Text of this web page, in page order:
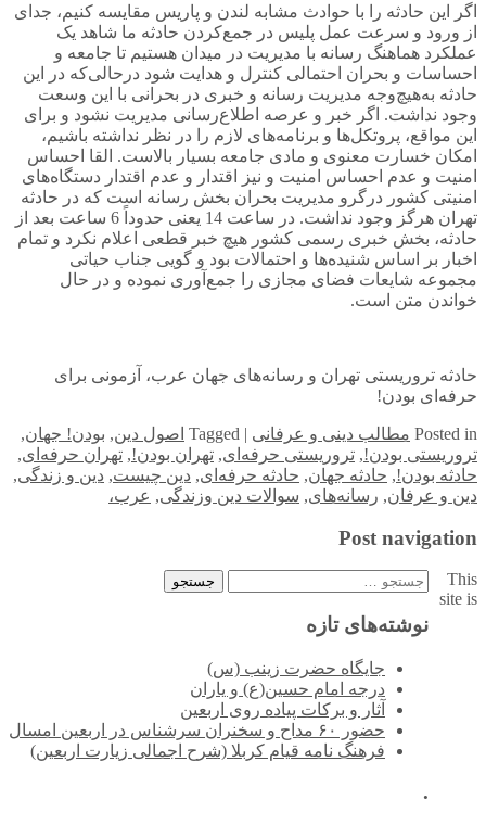
اگر این حادثه را با حوادث مشابه لندن و پاریس مقایسه کنیم، جدای
از ورود و سرعت عمل پلیس در جمع‌کردن حادثه ما شاهد یک
عملکرد هماهنگ رسانه با مدیریت در میدان هستیم تا جامعه و
احساسات و بحران احتمالی کنترل و هدایت شود درحالی‌که در این
حادثه به‌هیچ‌وجه مدیریت رسانه و خبری در بحرانی با این وسعت
وجود نداشت. اگر خبر و عرصه اطلاع‌رسانی مدیریت نشود و برای
این مواقع، پروتکل‌ها و برنامه‌های لازم را در نظر نداشته باشیم،
امکان خسارت معنوی و مادی جامعه بسیار بالاست. القا احساس
امنیت و عدم احساس امنیت و نیز اقتدار و عدم اقتدار دستگاه‌های
امنیتی کشور درگرو مدیریت بحران بخش رسانه است که در حادثه
تهران هرگز وجود نداشت. در ساعت 14 یعنی حدوداً 6 ساعت بعد از
حادثه، بخش خبری رسمی کشور هیچ خبر قطعی اعلام نکرد و تمام
اخبار بر اساس شنیده‌ها و احتمالات بود و گویی جناب حیاتی
مجموعه شایعات فضای مجازی را جمع‌آوری نموده و در حال
خواندن متن است.
حادثه تروریستی تهران و رسانه‌های جهان عرب، آزمونی برای
حرفه‌ای بودن!
Posted in مطالب دینی و عرفانی |
Tagged اصول دین, بودن! جهان,
تروریستی بودن!, تروریستی حرفه‌ای, تهران بودن!, تهران حرفه‌ای,
حادثه بودن!, حادثه جهان, حادثه حرفه‌ای, دین چیست, دین و زندگی,
دین و عرفان, رسانه‌های, سوالات دین وزندگی, عرب،
Post navigation
جستجو
نوشته‌های تازه
جایگاه حضرت زینب (س)
درجه امام حسین(ع) و یاران
آثار و برکات پیاده روی اربعین
حضور ۶۰ مداح و سخنران سرشناس در اربعین امسال
فرهنگ نامه قیام کربلا (شرح اجمالی زیارت اربعین)
.
This
site is